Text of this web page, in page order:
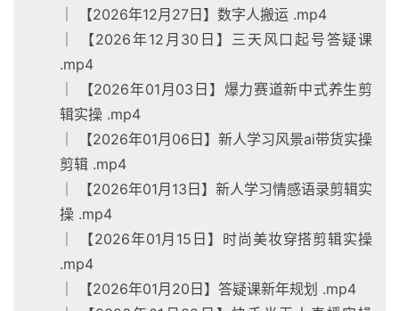
│ 【2026年12月27日】数字人搬运 .mp4
│ 【2026年12月30日】三天风口起号答疑课
.mp4
│ 【2026年01月03日】爆力赛道新中式养生剪
辑实操 .mp4
│ 【2026年01月06日】新人学习风景ai带货实操
剪辑 .mp4
│ 【2026年01月13日】新人学习情感语录剪辑实
操 .mp4
│ 【2026年01月15日】时尚美妆穿搭剪辑实操
.mp4
│ 【2026年01月20日】答疑课新年规划 .mp4